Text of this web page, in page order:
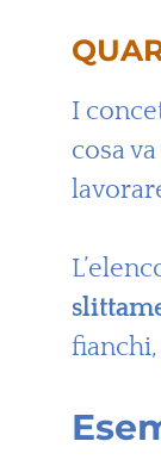
I
cosa